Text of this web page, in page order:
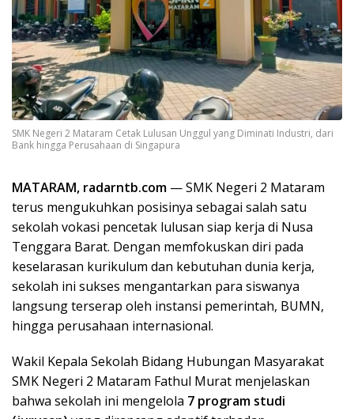
SMK Negeri 2 Mataram Cetak Lulusan Unggul yang Diminati Industri, dari
Bank hingga Perusahaan di Singapura
MATARAM, radarntb.com — SMK Negeri 2 Mataram
terus mengukuhkan posisinya sebagai salah satu
sekolah vokasi pencetak lulusan siap kerja di Nusa
Tenggara Barat. Dengan memfokuskan diri pada
keselarasan kurikulum dan kebutuhan dunia kerja,
sekolah ini sukses mengantarkan para siswanya
langsung terserap oleh instansi pemerintah, BUMN,
hingga perusahaan internasional.
Wakil Kepala Sekolah Bidang Hubungan Masyarakat
SMK Negeri 2 Mataram Fathul Murat menjelaskan
bahwa sekolah ini mengelola 7 program studi